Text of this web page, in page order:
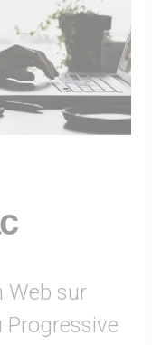
Web sur
Progressive